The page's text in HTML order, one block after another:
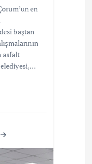
en
baştan
asfalt